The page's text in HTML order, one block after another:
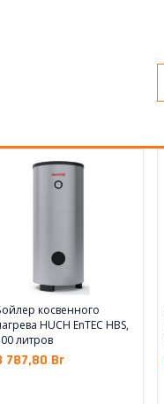
косвенного
HUCH EnTEC HBS,
литров
787,80 Br